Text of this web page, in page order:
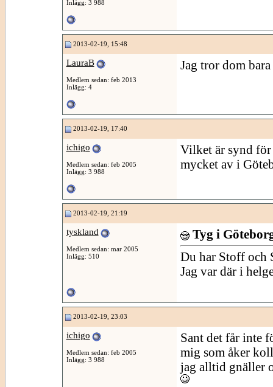
Inlägg: 3 988
2013-02-19, 15:48
LauraB
Medlem sedan: feb 2013
Inlägg: 4
Jag tror dom
2013-02-19, 17:40
ichigo
Medlem sedan: feb 2005
Inlägg: 3 988
Vilket är synd
mycket av i
2013-02-19, 21:19
tyskland
Medlem sedan: mar 2005
Inlägg: 510
Tyg i
Du har Stoff och
Jag var där i
2013-02-19, 23:03
ichigo
Medlem sedan: feb 2005
Inlägg: 3 988
Sant det får inte
mig som åker
jag alltid gnäller